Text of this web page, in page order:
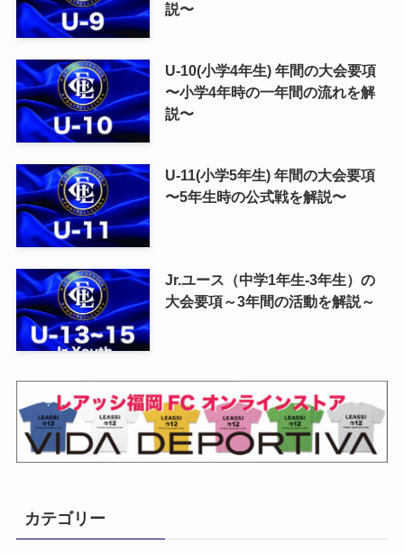
説〜
U-10(小学4年生) 年間の大会要項
〜小学4年時の一年間の流れを解
説〜
U-11(小学5年生) 年間の大会要項
〜5年生時の公式戦を解説〜
Jr.ユース（中学1年生-3年生）の
大会要項～3年間の活動を解説～
カテゴリー